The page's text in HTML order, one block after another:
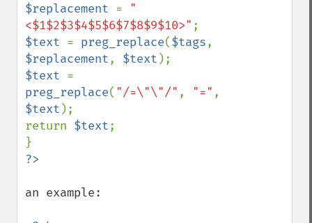
$replacement = "
<$1$2$3$4$5$6$7$8$9$10>"
$text = preg_replace($tags
$replacement, $text
$text
preg_replace( "/=\"\"/" , "="
$text );
return $text;
an example: